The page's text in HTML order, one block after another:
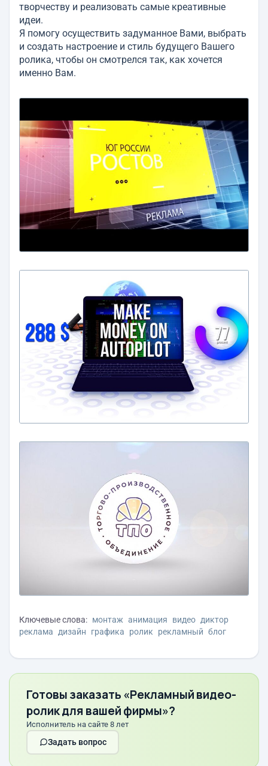
творчеству и реализовать самые креативные
идеи.
Я помогу осуществить задуманное Вами, выбрать
и создать настроение и стиль будущего Вашего
ролика, чтобы он смотрелся так, как хочется
именно Вам.
Ключевые слова: монтаж анимация видео диктор
реклама
дизайн графика ролик рекламный блог
Готовы заказать «Рекламный видео-
ролик для вашей фирмы»?
Исполнитель на сайте 8 лет
Задать вопрос